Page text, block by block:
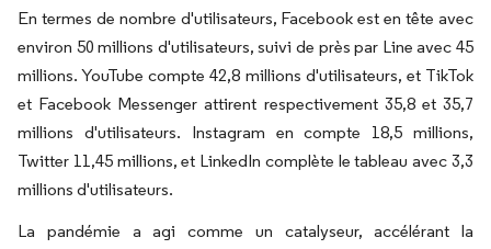
En termes de nombre d'utilisateurs, Facebook est en tête avec
environ 50 millions d'utilisateurs, suivi de près par Line avec 45
millions. YouTube compte 42,8 millions d'utilisateurs, et TikTok
et Facebook Messenger attirent respectivement 35,8 et 35,7
millions d'utilisateurs. Instagram en compte 18,5 millions,
Twitter 11,45 millions, et LinkedIn complète le tableau avec 3,3
millions d'utilisateurs.
La pandémie a agi comme un catalyseur, accélérant la